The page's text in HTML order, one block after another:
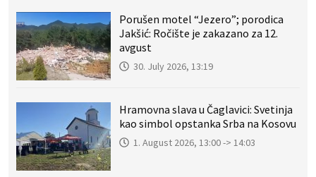
Porušen motel “Jezero”; porodica
Jakšić: Ročište je zakazano za 12.
avgust
30. July 2026, 13:19
Hramovna slava u Čaglavici: Svetinja
kao simbol opstanka Srba na Kosovu
1. August 2026, 13:00 -> 14:03